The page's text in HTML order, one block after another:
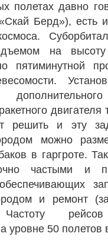
полетах давно
Берд»), есть
на
пятиминутной
решить и эту
можно
в гаргроте.
частыми и
и ремонт
уровне 50 полетов